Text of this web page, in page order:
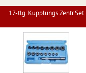
17-tlg. Kupplungs Zentr.Set